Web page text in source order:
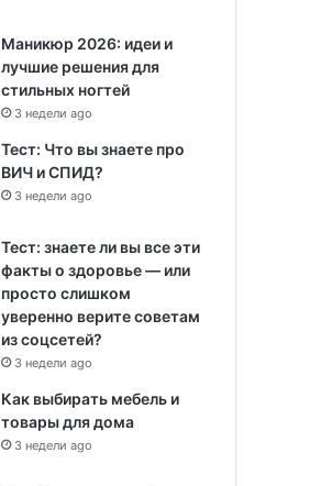
Маникюр 2026: идеи и
лучшие решения для
стильных ногтей
3 недели ago
Тест: Что вы знаете про
ВИЧ и СПИД?
3 недели ago
Тест: знаете ли вы все эти
факты о здоровье — или
просто слишком
уверенно верите советам
из соцсетей?
3 недели ago
Как выбирать мебель и
товары для дома
3 недели ago